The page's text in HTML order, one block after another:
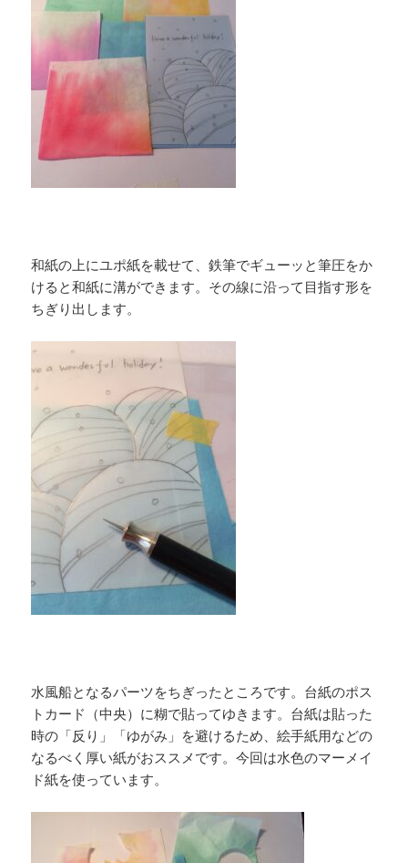
和紙の上にユポ紙を載せて、鉄筆でギューッと筆圧をか
けると和紙に溝ができます。その線に沿って目指す形を
ちぎり出します。
水風船となるパーツをちぎったところです。台紙のポス
トカード（中央）に糊で貼ってゆきます。台紙は貼った
時の「反り」「ゆがみ」を避けるため、絵手紙用などの
なるべく厚い紙がおススメです。今回は水色のマーメイ
ド紙を使っています。